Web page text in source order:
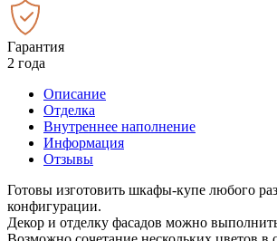
Гарантия
2 года
Описание
Отделка
Внутреннее наполнение
Информация
Отзывы
Готовы изготовить шкафы-купе любого
конфигурации.
Декор и отделку фасадов можно